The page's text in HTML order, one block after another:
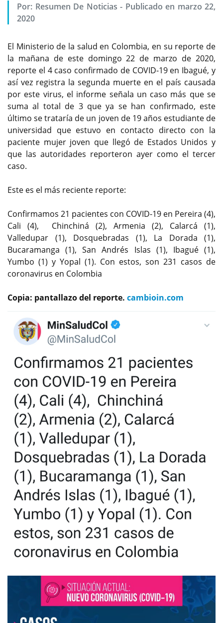
Por: Resumen De Noticias - Publicado en marzo 22,
2020
El Ministerio de la salud en Colombia, en su reporte de
la mañana de este domingo 22 de marzo de 2020,
reporte el 4 caso confirmado de COVID-19 en Ibagué, y
así vez registra la segunda muerte en el país causada
por este virus, el informe señala un caso más que se
suma al total de 3 que ya se han confirmado, este
último se trataría de un joven de 19 años estudiante de
universidad que estuvo en contacto directo con la
paciente mujer joven que llegó de Estados Unidos y
que las autoridades reporteron ayer como el tercer
caso.
Este es el más reciente reporte:
Confirmamos 21 pacientes con COVID-19 en Pereira (4),
Cali (4), Chinchiná (2), Armenia (2), Calarcá (1),
Valledupar (1), Dosquebradas (1), La Dorada (1),
Bucaramanga (1), San Andrés Islas (1), Ibagué (1),
Yumbo (1) y Yopal (1). Con estos, son 231 casos de
coronavirus en Colombia
Copia: pantallazo del reporte. cambioin.com